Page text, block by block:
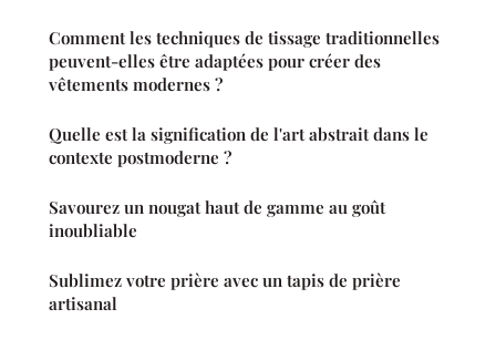
Comment les techniques de tissage traditionnelles
peuvent-elles être adaptées pour créer des
vêtements modernes ?
Quelle est la signification de l'art abstrait dans le
contexte postmoderne ?
Savourez un nougat haut de gamme au goût
inoubliable
Sublimez votre prière avec un tapis de prière
artisanal